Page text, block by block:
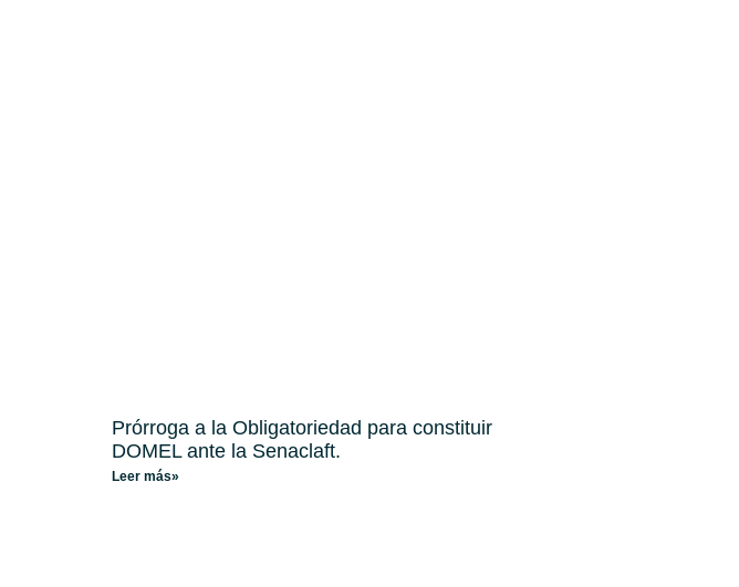
Prórroga a la Obligatoriedad para constituir
DOMEL ante la Senaclaft.
Leer más»